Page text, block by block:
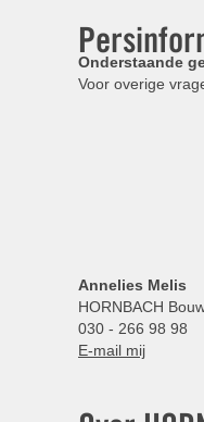
Onderstaande
Voor overige
Annelies Melis
HORNBACH
030 - 266 98 98
E-mail mij